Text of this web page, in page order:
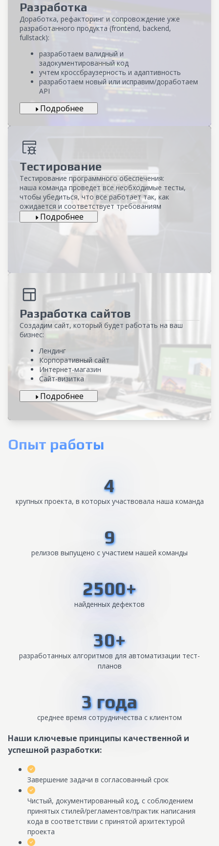
Разработка
Доработка, рефакторинг и сопровождение уже
разработанного продукта (frontend, backend,
fullstack):
разработаем валидный и
задокументированный код
учтем кроссбраузерность и адаптивность
разработаем новый или исправим/доработаем
API
Подробнее
Тестирование
Тестирование программного обеспечения:
наша команда проведет все необходимые тесты,
чтобы убедиться, что все работает так, как
ожидается и соответствует требованиям
Подробнее
Разработка сайтов
Создадим сайт, который будет работать на ваш
бизнес:
Лендинг
Корпоративный сайт
Интернет-магазин
Сайт-визитка
Подробнее
Опыт работы
4
крупных проекта, в которых участвовала наша команда
9
релизов выпущено с участием нашей команды
2500+
найденных дефектов
30+
разработанных алгоритмов для автоматизации тест-
планов
3 года
cреднее время сотрудничества с клиентом
Наши ключевые принципы качественной и
успешной разработки:
Завершение задачи в согласованный срок
Чистый, документированный код, с соблюдением
принятых стилей/регламентов/практик написания
кода в соответствии с принятой архитектурой
проекта